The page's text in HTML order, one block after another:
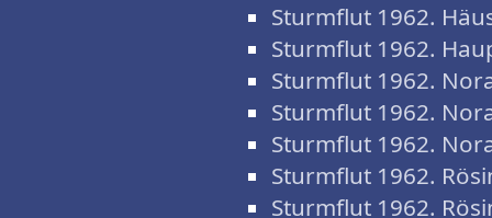
Sturmflut 1962.
Sturmflut 1962.
Sturmflut 1962.
Sturmflut 1962.
Sturmflut 1962.
Sturmflut 1962.
Sturmflut 1962.